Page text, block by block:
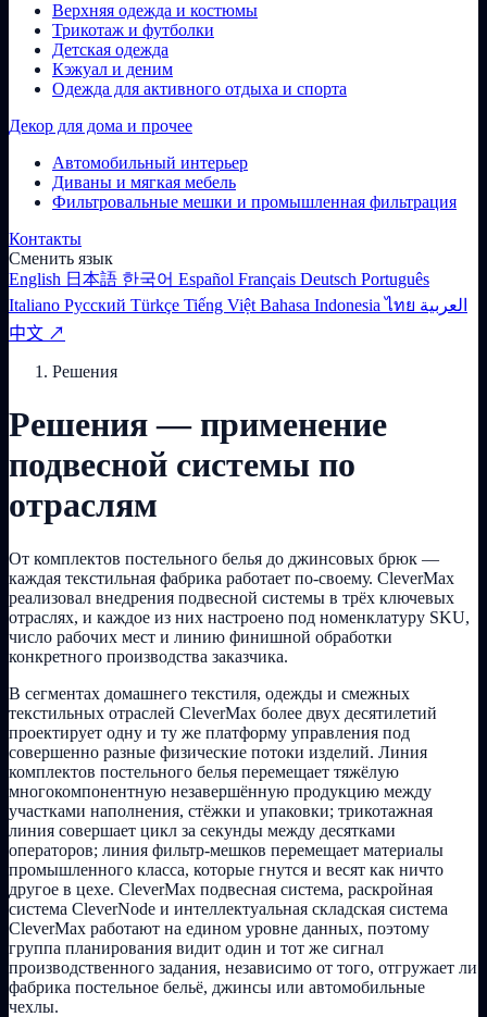
Верхняя одежда и костюмы
Трикотаж и футболки
Детская одежда
Кэжуал и деним
Одежда для активного отдыха и спорта
Декор для дома и прочее
Автомобильный интерьер
Диваны и мягкая мебель
Фильтровальные мешки и промышленная фильтрация
Контакты
Сменить язык
English 日本語 한국어 Español Français Deutsch Português
Italiano Русский Türkçe Tiếng Việt Bahasa Indonesiaไทย العربية
中文 ↗
Решения
Решения — применение
подвесной системы по
отраслям
От комплектов постельного белья до джинсовых брюк —
каждая текстильная фабрика работает по-своему. CleverMax
реализовал внедрения подвесной системы в трёх ключевых
отраслях, и каждое из них настроено под номенклатуру SKU,
число рабочих мест и линию финишной обработки
конкретного производства заказчика.
В сегментах домашнего текстиля, одежды и смежных
текстильных отраслей CleverMax более двух десятилетий
проектирует одну и ту же платформу управления под
совершенно разные физические потоки изделий. Линия
комплектов постельного белья перемещает тяжёлую
многокомпонентную незавершённую продукцию между
участками наполнения, стёжки и упаковки; трикотажная
линия совершает цикл за секунды между десятками
операторов; линия фильтр-мешков перемещает материалы
промышленного класса, которые гнутся и весят как ничто
другое в цехе. CleverMax подвесная система, раскройная
система CleverNode и интеллектуальная складская система
CleverMax работают на едином уровне данных, поэтому
группа планирования видит один и тот же сигнал
производственного задания, независимо от того, отгружает ли
фабрика постельное бельё, джинсы или автомобильные
чехлы.